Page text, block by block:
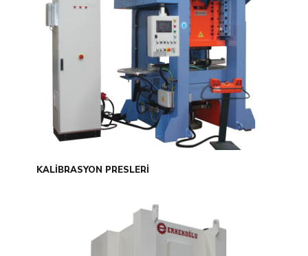
KALİBRASYON PRESLERİ